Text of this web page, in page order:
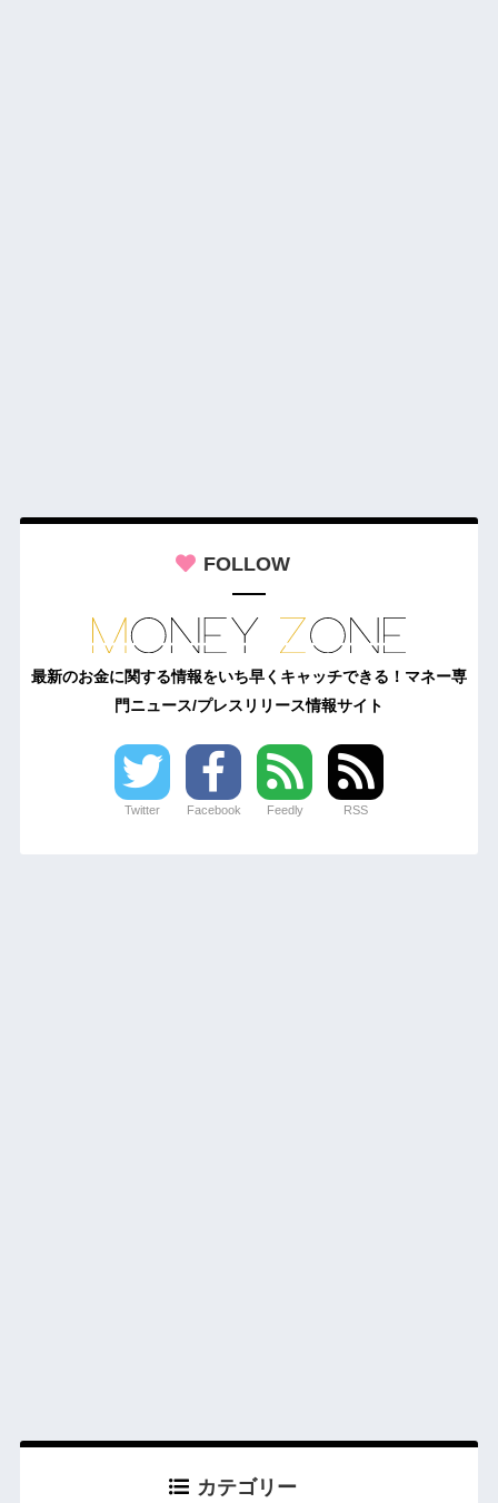
FOLLOW
最新のお金に関する情報をいち早くキャッチできる！マネー専
門ニュース/プレスリリース情報サイト
Twitter Facebook Feedly RSS
カテゴリー